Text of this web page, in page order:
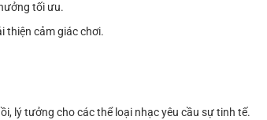
tối ưu.
thiện cảm giác chơi.
lý tưởng cho các thể loại nhạc yêu cầu sự tinh tế.